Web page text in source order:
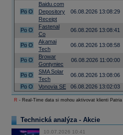
Po O
Baidu.com
Depository
Receipt
06.08.2026 13:08:29
Po O
Fastenal
Co
06.08.2026 13:08:41
Po O
Akamai
Tech
06.08.2026 13:08:58
Po O
Browar
Gontyniec
06.08.2026 11:00:00
Po O
SMA Solar
Tech
06.08.2026 13:08:06
Po O Vonovia SE 06.08.2026 13:02:03
R - Real-Time data si mohou aktivovat klienti
Technická analýza - Akcie
10.07.2026 10:41